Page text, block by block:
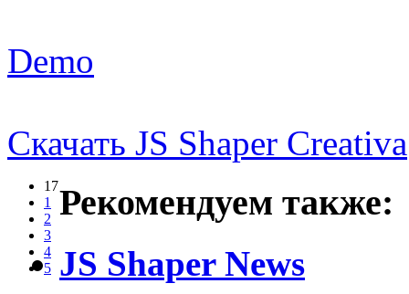
Demo
Скачать JS Shaper Creativa
17
1
2
3
4
5
Рекомендуем также:
JS Shaper News